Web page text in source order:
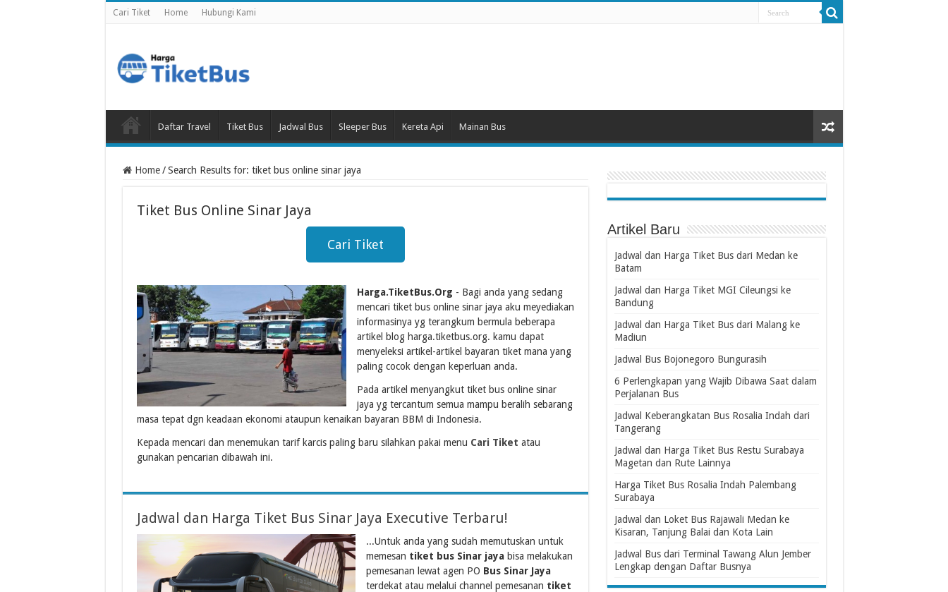
Cari Tiket Home Hubungi Kami
Daftar Travel Tiket Bus Jadwal Bus Sleeper Bus Kereta Api Mainan Bus
Home / Search Results for: tiket bus online sinar jaya
Tiket Bus Online Sinar Jaya
Cari Tiket
Harga.TiketBus.Org - Bagi anda yang sedang
mencari tiket bus online sinar jaya aku meyediakan
informasinya yg terangkum bermula beberapa
artikel blog harga.tiketbus.org. kamu dapat
menyeleksi artikel-artikel bayaran tiket mana yang
paling cocok dengan keperluan anda.
Pada artikel menyangkut tiket bus online sinar
jaya yg tercantum semua mampu beralih sebarang
masa tepat dgn keadaan ekonomi ataupun kenaikan bayaran BBM di Indonesia.
Kepada mencari dan menemukan tarif karcis paling baru silahkan pakai menu Cari Tiket atau
gunakan pencarian dibawah ini.
Jadwal dan Harga Tiket Bus Sinar Jaya Executive Terbaru!
...Untuk anda yang sudah memutuskan untuk
memesan tiket bus Sinar jayabisa melakukan
pemesanan lewat agen PO Bus Sinar Jaya
terdekat atau melalui channel pemesanan tiket
Artikel Baru
Jadwal dan Harga Tiket Bus dari Medan ke
Batam
Jadwal dan Harga Tiket MGI Cileungsi ke
Bandung
Jadwal dan Harga Tiket Bus dari Malang ke
Madiun
Jadwal Bus Bojonegoro Bungurasih
6 Perlengkapan yang Wajib Dibawa Saat dalam
Perjalanan Bus
Jadwal Keberangkatan Bus Rosalia Indah dari
Tangerang
Jadwal dan Harga Tiket Bus Restu Surabaya
Magetan dan Rute Lainnya
Harga Tiket Bus Rosalia Indah Palembang
Surabaya
Jadwal dan Loket Bus Rajawali Medan ke
Kisaran, Tanjung Balai dan Kota Lain
Jadwal Bus dari Terminal Tawang Alun Jember
Lengkap dengan Daftar Busnya